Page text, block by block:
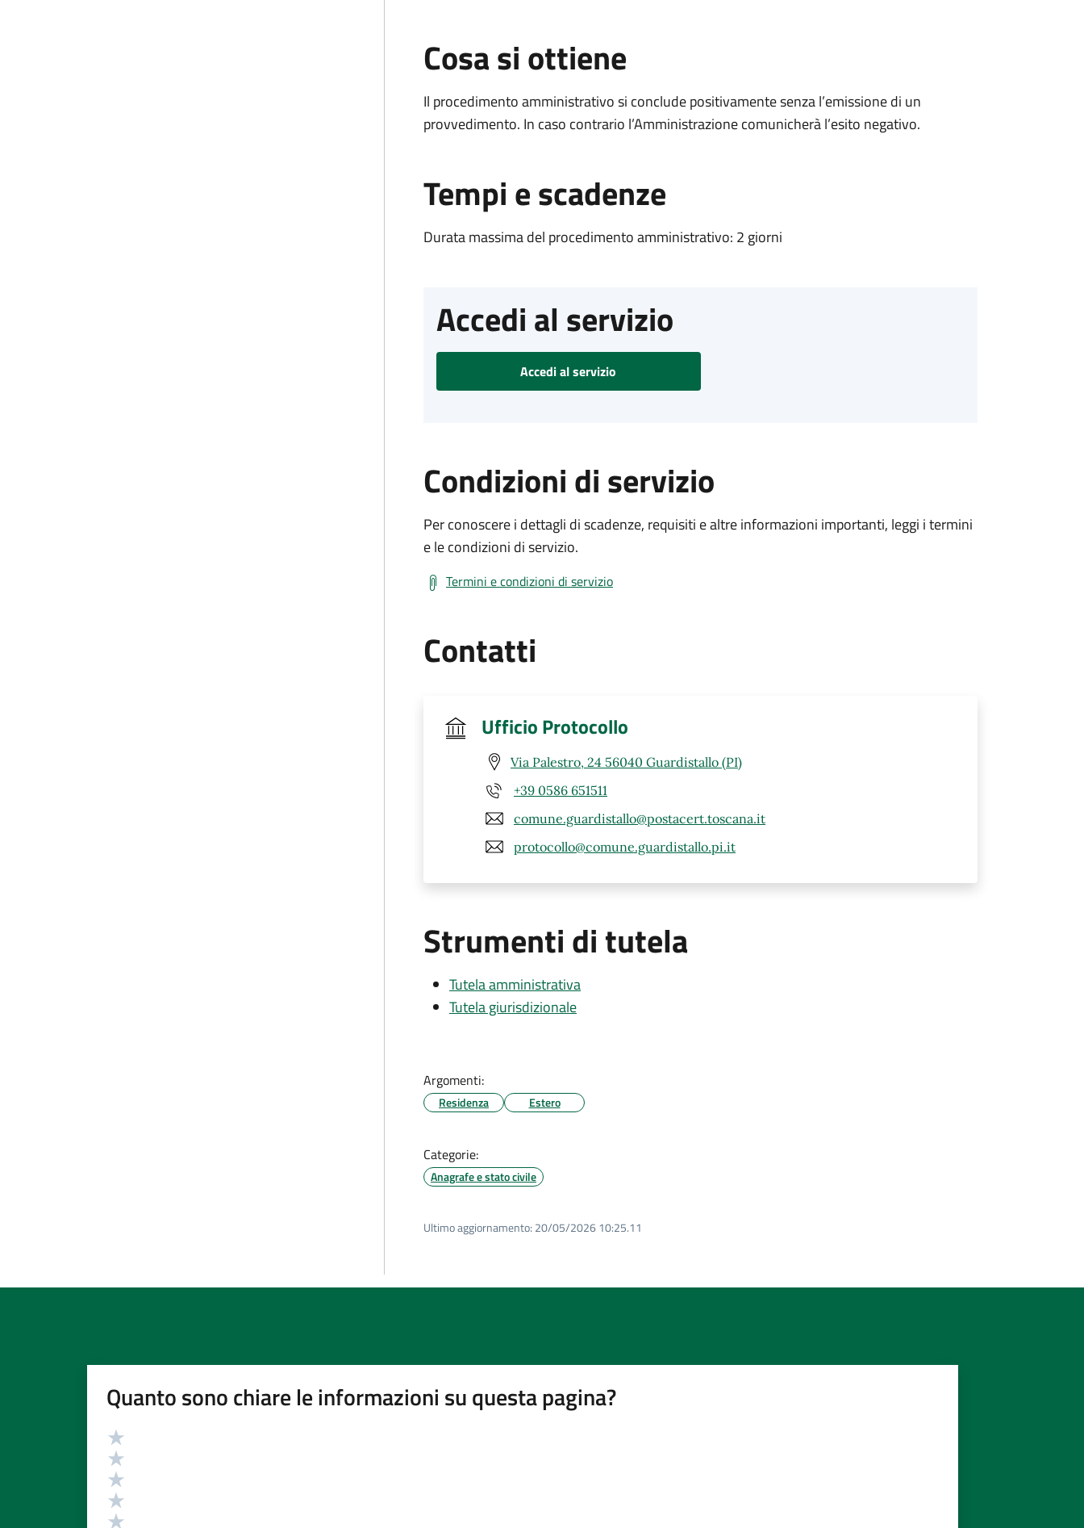
Cosa si ottiene
Il procedimento amministrativo si conclude positivamente senza l’emissione di un
provvedimento. In caso contrario l’Amministrazione comunicherà l’esito negativo.
Tempi e scadenze
Durata massima del procedimento amministrativo: 2 giorni
Accedi al servizio
Accedi al servizio
Condizioni di servizio
Per conoscere i dettagli di scadenze, requisiti e altre informazioni importanti, leggi i termini
e le condizioni di servizio.
Termini e condizioni di servizio
Contatti
Ufficio Protocollo
Via Palestro, 24 56040 Guardistallo (PI)
+39 0586 651511
comune.guardistallo@postacert.toscana.it
protocollo@comune.guardistallo.pi.it
Strumenti di tutela
Tutela amministrativa
Tutela giurisdizionale
Argomenti:
Residenza Estero
Categorie:
Anagrafe e stato civile
Ultimo aggiornamento: 20/05/2026 10:25.11
Quanto sono chiare le informazioni su questa pagina?
Valutazione